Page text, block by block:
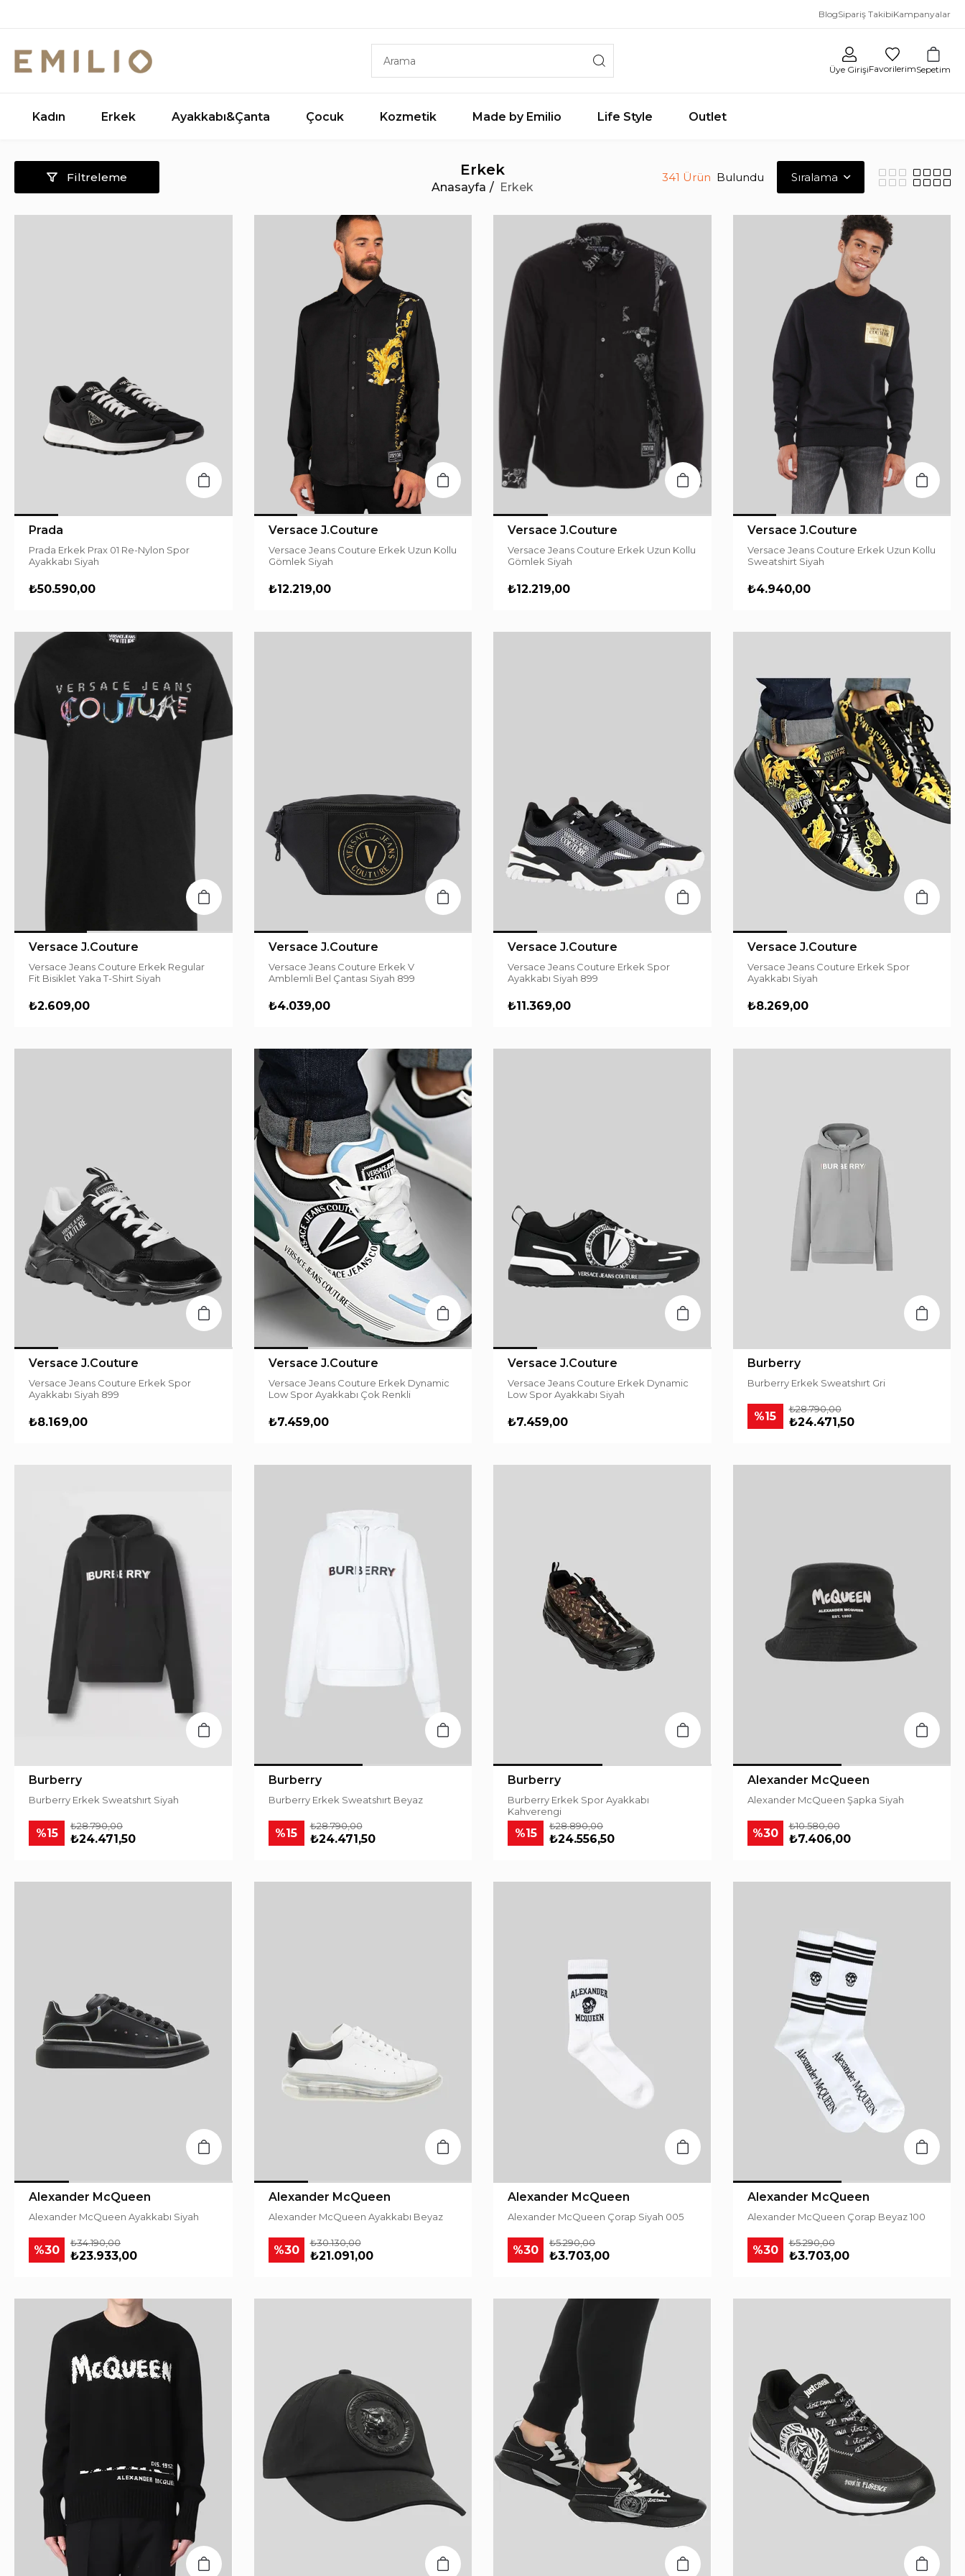
BlogSipariş TakibiKampanyalar
Üye GirişiFavorilerimSepetim
Kadın Erkek Ayakkabı&Çanta Çocuk Kozmetik Made by Emilio Life Style Outlet
Erkek
Anasayfa Erkek
341 Ürün
Filtreleme
Prada
Prada Erkek Prax 01 Re-Nylon Spor
Ayakkabı Siyah
₺50.590,00
Versace J.Couture
Versace Jeans Couture Erkek Uzun Kollu
Gömlek Siyah
₺12.219,00
Versace J.Couture
Versace Jeans Couture Erkek Uzun Kollu
Gömlek Siyah
₺12.219,00
Versace J.Couture
Versace Jeans Couture Erkek Uzun Kollu
Sweatshirt Siyah
₺4.940,00
Versace J.Couture
Versace Jeans Couture Erkek Regular
Fit Bisiklet Yaka T-Shirt Siyah
₺2.609,00
Versace J.Couture
Versace Jeans Couture Erkek V
Amblemli Bel Çantası Siyah 899
₺4.039,00
Versace J.Couture
Versace Jeans Couture Erkek Spor
Ayakkabı Siyah 899
₺11.369,00
Versace J.Couture
Versace Jeans Couture Erkek Spor
Ayakkabı Siyah
₺8.269,00
Versace J.Couture
Versace Jeans Couture Erkek Spor
Ayakkabı Siyah 899
₺8.169,00
Versace J.Couture
Versace Jeans Couture Erkek Dynamic
Low Spor Ayakkabı Çok Renkli
₺7.459,00
Versace J.Couture
Versace Jeans Couture Erkek Dynamic
Low Spor Ayakkabı Siyah
₺7.459,00
Burberry
Burberry Erkek Sweatshırt Gri
%15 ₺24.471,50
₺28.790,00
Burberry
Burberry Erkek Sweatshırt Siyah
%15 ₺24.471,50
₺28.790,00
Burberry
Burberry Erkek Sweatshırt Beyaz
%15 ₺24.471,50
₺28.790,00
Burberry
Burberry Erkek Spor Ayakkabı
Kahverengi
%15 ₺24.556,50
₺28.890,00
Alexander McQueen
Alexander McQueen Şapka Siyah
%30 ₺7.406,00
₺10.580,00
Alexander McQueen
Alexander McQueen Ayakkabı Siyah
%30 ₺23.933,00
₺34.190,00
Alexander McQueen
Alexander McQueen Ayakkabı Beyaz
%30 ₺21.091,00
₺30.130,00
Alexander McQueen
Alexander McQueen Çorap Siyah 005
%30 ₺3.703,00
₺5.290,00
Alexander McQueen
Alexander McQueen Çorap Beyaz 100
%30 ₺3.703,00
₺5.290,00